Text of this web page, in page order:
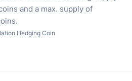
and a max. supply of
Hedging Coin